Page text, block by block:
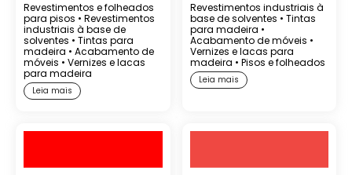
Revestimentos e folheados
para pisos • Revestimentos
industriais à base de
solventes • Tintas para
madeira • Acabamento de
móveis • Vernizes e lacas
para madeira
Leia mais
Revestimentos industriais à
base de solventes • Tintas
para madeira •
Acabamento de móveis •
Vernizes e lacas para
madeira • Pisos e folheados
Leia mais